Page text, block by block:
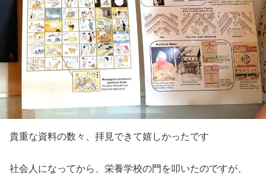
貴重な資料の数々、拝見できて嬉しかったです
社会人になってから、栄養学校の門を叩いたのですが、